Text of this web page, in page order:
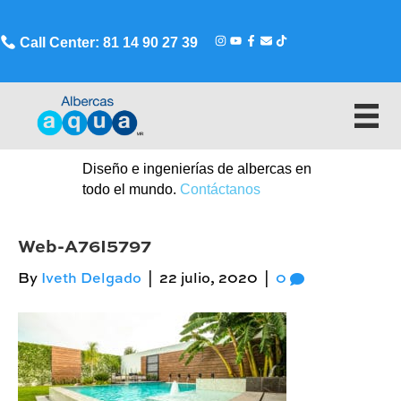
Call Center: 81 14 90 27 39
Diseño e ingenierías de albercas en
todo el mundo. Contáctanos
Web-A76I5797
By Iveth Delgado 22 julio, 2020 0